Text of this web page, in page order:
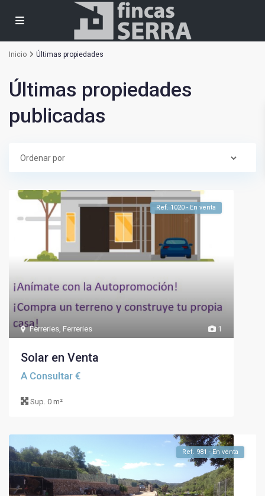
Inicio Últimas propiedades
Últimas propiedades
publicadas
1
Ferreries, Ferreries
Ref. 1020 - En venta
Solar en Venta
A Consultar €
Sup.0 m²
Ref. 981 - En venta